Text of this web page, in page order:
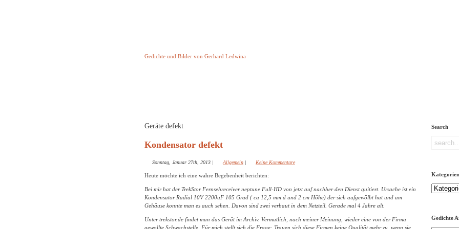
Gedichte und Bilder von Gerhard Ledwina
Geräte defekt
Kondensator defekt
Sonntag, Januar 27th, 2013 | Allgemein | Keine Kommentare
Heute möchte ich eine wahre Begebenheit berichten:
Bei mir hat der TrekStor Fernsehreceiver neptune Full-HD von jetzt auf nachher den Dienst quitiert. Ursache ist ein
Kondensator Radial 10V 2200uF 105 Grad ( ca 12,5 mm d und 2 cm Höhe) der sich aufgewölbt hat und am
Gehäuse konnte man es auch sehen. Davon sind zwei verbaut in dem Netzteil. Gerade mal 4 Jahre alt.
Unter trekstor.de findet man das Gerät im Archiv. Vermutlich, nach meiner Meinung, wieder eine von der Firma
gewollte Schwachstelle. Für mich stellt sich die Frage: Trauen sich diese Firmen keine Qualität mehr zu, wenn sie
Search
Kategorien
Kategorien
Gedichte